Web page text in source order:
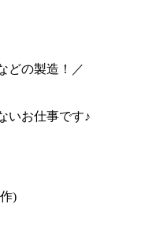
どの製造！／
いお仕事です♪
)